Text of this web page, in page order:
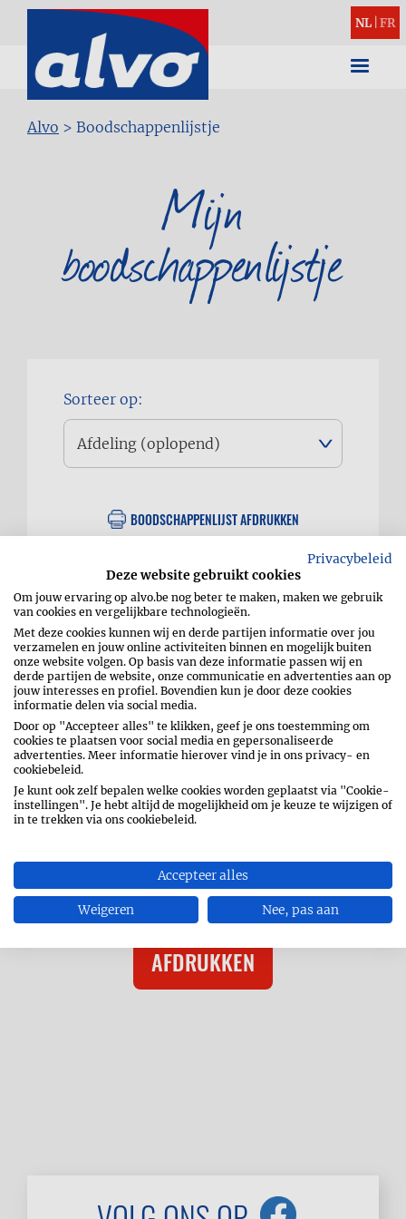
NL FR
Kruimelpad
Alvo > Boodschappenlijstje
Mijn
boodschappenlijstje
Sorteer op:
BOODSCHAPPENLIJST AFDRUKKEN
Nog geen items toegevoegd aan je
boodschappenlijstje.
AFDRUKKEN
Privacybeleid
Deze website gebruikt cookies
Om jouw ervaring op alvo.be nog beter te maken, maken we gebruik
van cookies en vergelijkbare technologieën.
Met deze cookies kunnen wij en derde partijen informatie over jou
verzamelen en jouw online activiteiten binnen en mogelijk buiten
onze website volgen. Op basis van deze informatie passen wij en
derde partijen de website, onze communicatie en advertenties aan op
jouw interesses en profiel. Bovendien kun je door deze cookies
informatie delen via social media.
Door op "Accepteer alles" te klikken, geef je ons toestemming om
cookies te plaatsen voor social media en gepersonaliseerde
advertenties. Meer informatie hierover vind je in ons privacy- en
cookiebeleid.
Je kunt ook zelf bepalen welke cookies worden geplaatst via "Cookie-
instellingen". Je hebt altijd de mogelijkheid om je keuze te wijzigen of
in te trekken via ons cookiebeleid.
Accepteer alles
Weigeren Nee, pas aan